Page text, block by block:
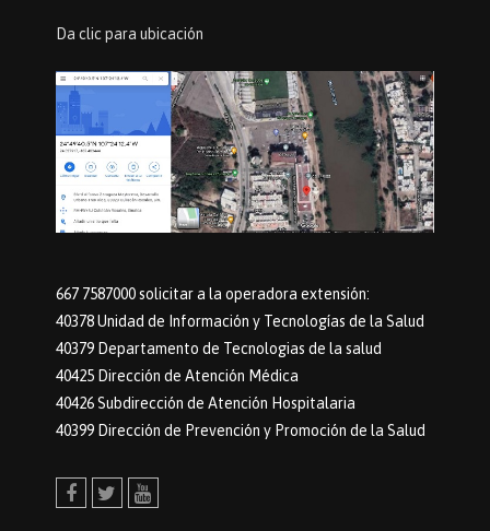
Da clic para ubicación
667 7587000 solicitar a la operadora extensión:
40378 Unidad de Información y Tecnologías de la Salud
40379 Departamento de Tecnologias de la salud
40425 Dirección de Atención Médica
40426 Subdirección de Atención Hospitalaria
40399 Dirección de Prevención y Promoción de la Salud